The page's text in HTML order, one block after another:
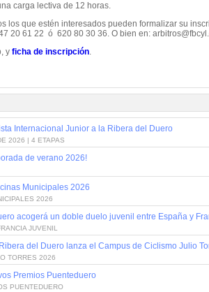
carga lectiva de 12 horas.
los que estén interesados pueden formalizar su
20 61 22 ó 620 80 30 36. O bien en:
y ficha de inscripción.
Internacional Junior a la Ribera del Duero
2026 | 4 ETAPAS
de verano 2026!
Municipales 2026
2026
acogerá un doble duelo juvenil entre España y
JUVENIL
del Duero lanza el Campus de Ciclismo Julio
TORRES 2026
Premios Puenteduero
PUENTEDUERO